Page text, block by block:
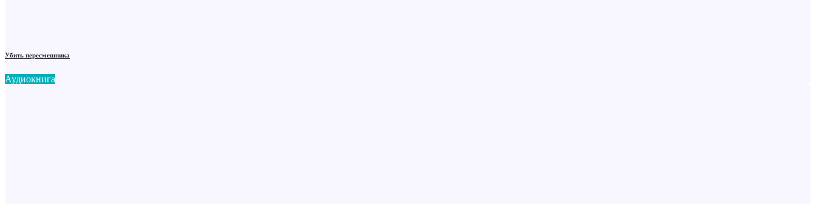
Убить пересмешника
Аудиокнига